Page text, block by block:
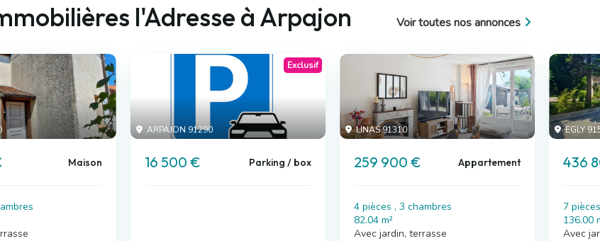
l'Adresse à Arpajon Voir toutes nos annonces
Maison
ARPAJON 91290
Exclusif
16 500 € Parking / box
LINAS 91310
259 900 € Appartement
4 pièces , 3 chambres
82.04 m²
Avec jardin, terrasse
EGLY
436
7
136.00
Avec